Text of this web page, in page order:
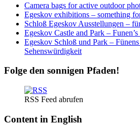
Camera bags for active outdoor
Egeskov exhibitions – something
Schloß Egeskov Ausstellungen –
Egeskov Castle and Park –
Egeskov Schloß und Park – Fünens
Sehenswürdigkeit
Folge den sonnigen Pfaden!
RSS Feed abrufen
Content in English